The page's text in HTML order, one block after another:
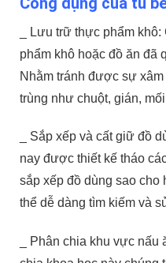
_ Lưu trữ thực phẩm
phẩm khô hoặc đồ ăn đã
Nhằm tránh được sự
trùng như chuột, gián,
_ Sắp xếp và cất giữ đồ
nay được thiết kế tháo
sắp xếp đồ dùng sao cho
thể dễ dàng tìm kiếm và
_ Phân chia khu vực